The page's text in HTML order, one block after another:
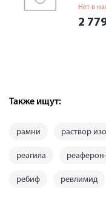
Нет в
2
Также ищут:
рамни раствор
реагила
ребиф ревлимид